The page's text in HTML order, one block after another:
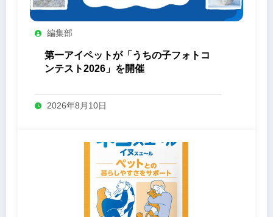
編集部
第一アイペットが「うちの子フォトコ
ンテスト2026」を開催
2026年8月10日